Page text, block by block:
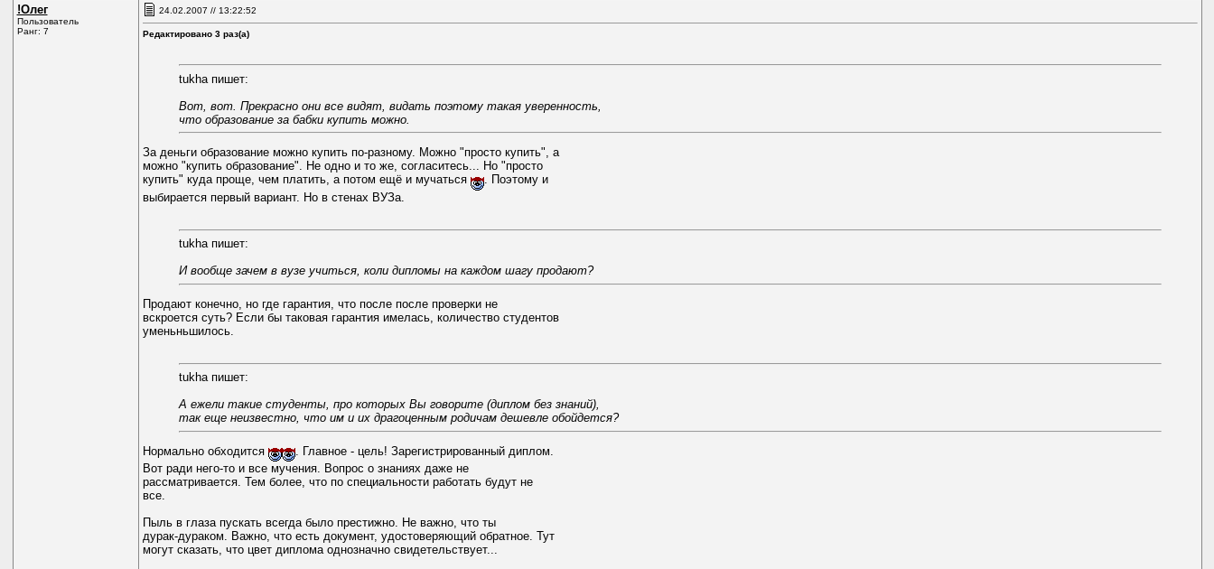
!Олег
Пользователь
Ранг: 7
24.02.2007 // 13:22:52
Редактировано 3 раз(а)
tukha пишет:
Вот, вот. Прекрасно они все видят, видать поэтому такая уверенность,
что образование за бабки купить можно.
За деньги образование можно купить по-разному. Можно "просто купить", а
можно "купить образование". Не одно и то же, согласитесь... Но "просто
купить" куда проще, чем платить, а потом ещё и мучаться
. Поэтому и
выбирается первый вариант. Но в стенах ВУЗа.
tukha пишет:
И вообще зачем в вузе учиться, коли дипломы на каждом шагу продают?
Продают конечно, но где гарантия, что после после проверки не
вскроется суть? Если бы таковая гарантия имелась, количество студентов
уменьньшилось.
tukha пишет:
А ежели такие студенты, про которых Вы говорите (диплом без знаний),
так еще неизвестно, что им и их драгоценным родичам дешевле обойдется?
Нормально обходится
. Главное - цель! Зарегистрированный диплом.
Вот ради него-то и все мучения. Вопрос о знаниях даже не
рассматривается. Тем более, что по специальности работать будут не
все.
Пыль в глаза пускать всегда было престижно. Не важно, что ты
дурак-дураком. Важно, что есть документ, удостоверяющий обратное. Тут
могут сказать, что цвет диплома однозначно свидетельствует...